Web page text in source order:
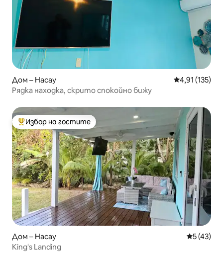
Дом – Насау Средна
4,91 (135)
Рядка находка, скрито спокойно бижу
Най-популярен избор на гостите
Избор на гостите
Дом – Насау Средна
5 (43)
King's Landing